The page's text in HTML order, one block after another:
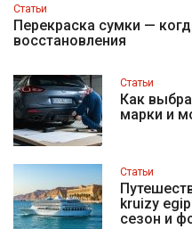
Статьи
Перекраска сумки —
восстановления
Статьи
Как
марки и
Статьи
kruizy
сезон и